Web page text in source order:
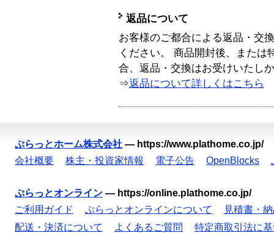
返品について
お客様のご都合による返品・交
ください。 商品開封後、または
合、返品・交換はお受けいたし
⇒返品について詳しくはこちら
ぷらっとホーム株式会社 — https://www.plathome.co.jp/
会社概要
株主・投資家情報 電子公告 OpenBlocks
ぷらっとオンライン — https://online.plathome.co.jp/
ご利用ガイド
ぷらっとオンラインについて
見積書・
配送・決済について
よくあるご質問
特定商取引法に